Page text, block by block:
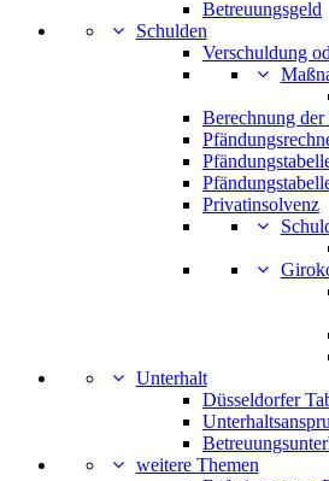
Betreuungsgeld
Schulden
Verschuldung
Berechnung
Privatinsolvenz
Unterhalt
Düsseldorfer
weitere Themen